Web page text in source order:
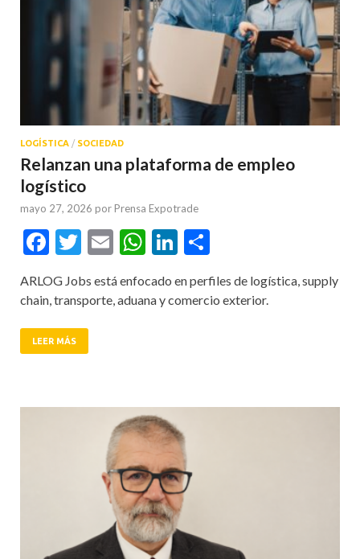
LOGÍSTICA / SOCIEDAD
Relanzan una plataforma de empleo
logístico
mayo 27, 2026 por Prensa Expotrade
Facebook
Twitter
EmailWhatsApp
LinkedIn
ARLOG Jobs está enfocado en perfiles de logística, supply
chain, transporte, aduana y comercio exterior.
LEER MÁS